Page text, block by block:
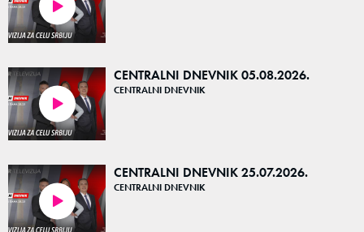
CENTRALNI DNEVNIK 05.08.2026.
CENTRALNI DNEVNIK
CENTRALNI DNEVNIK 25.07.2026.
CENTRALNI DNEVNIK